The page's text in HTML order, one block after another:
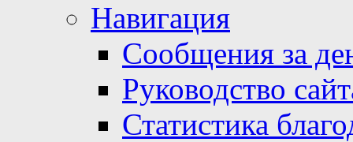
Навигация
Сообщения за
Руководство
Статистика